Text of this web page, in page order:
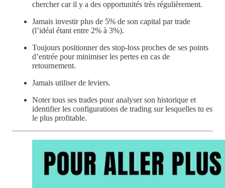
chercher car il y a des opportunités très régulièrement.
Jamais investir plus de 5% de son capital par trade
(l’idéal étant entre 2% à 3%).
Toujours positionner des stop-loss proches de ses points
d’entrée pour minimiser les pertes en cas de
retournement.
Jamais utiliser de leviers.
Noter tous ses trades pour analyser son historique et
identifier les configurations de trading sur lesquelles tu es
le plus profitable.